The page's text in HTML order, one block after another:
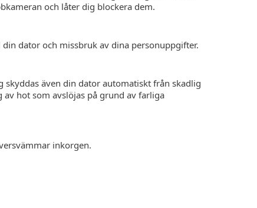
och låter dig blockera dem.
dator och missbruk av dina personuppgifter.
skyddas även din dator automatiskt från skadlig
hot som avslöjas på grund av farliga
inkorgen.